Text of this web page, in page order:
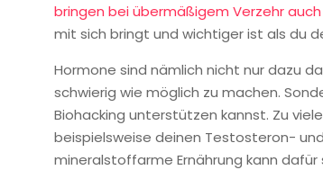
bringen bei übermäßigem Verzehr
mit sich bringt und wichtiger ist als du
Hormone sind nämlich nicht nur dazu
schwierig wie möglich zu machen.
Biohacking unterstützen kannst. Zu
beispielsweise deinen Testosteron-
mineralstoffarme Ernährung kann